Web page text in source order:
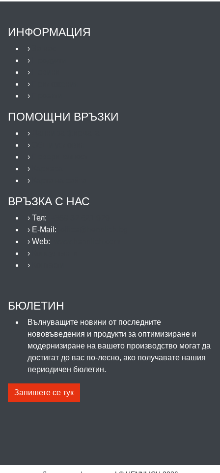
ИНФОРМАЦИЯ
›
›
›
›
›
ПОМОЩНИ ВРЪЗКИ
›
›
›
›
›
ВРЪЗКА С НАС
› Тел:
› E-Mail:
› Web:
›
›
БЮЛЕТИН
Вълнуващите новини от последните
нововъведения и продукти за оптимизиране и
модернизиране на вашето производство могат да
достигат до вас по-лесно, ако получавате нашия
периодичен бюлетин.
Запишете се тук